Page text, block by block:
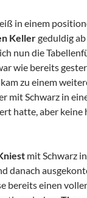
in einem
Kellergeduldig
nun die
wie bereits
zu einem
mit Schwarz in
hatte, aber keine
mit Schwarz
danach
bereits einen